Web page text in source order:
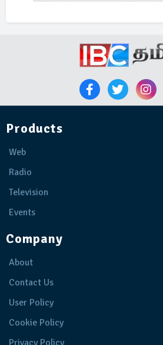
Products
Web
Radio
Television
Events
Company
About
Contact Us
User Policy
Cookie Policy
Privacy Policy